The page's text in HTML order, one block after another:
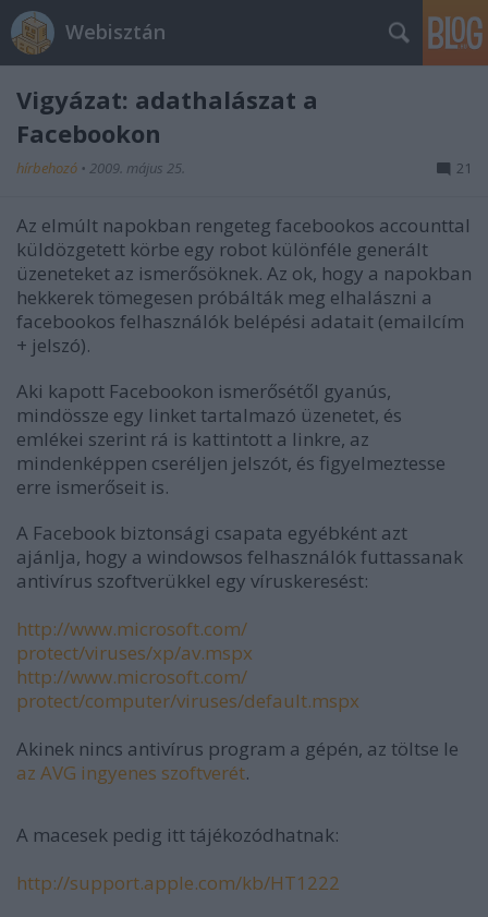
Webisztán
Vigyázat: adathalászat a
Facebookon
hírbehozó • 2009. május 25. 21
Az elmúlt napokban rengeteg facebookos accounttal
küldözgetett körbe egy robot különféle generált
üzeneteket az ismerősöknek. Az ok, hogy a napokban
hekkerek tömegesen próbálták meg elhalászni a
facebookos felhasználók belépési adatait (emailcím
+ jelszó).
Aki kapott Facebookon ismerősétől gyanús,
mindössze egy linket tartalmazó üzenetet, és
emlékei szerint rá is kattintott a linkre, az
mindenképpen cseréljen jelszót, és figyelmeztesse
erre ismerőseit is.
A Facebook biztonsági csapata egyébként azt
ajánlja, hogy a windowsos felhasználók futtassanak
antivírus szoftverükkel egy víruskeresést:
http://www.microsoft.com/
protect/viruses/xp/av.mspx
http://www.microsoft.com/
protect/computer/viruses/default.mspx
Akinek nincs antivírus program a gépén, az töltse le
az AVG ingyenes szoftverét.
A macesek pedig itt tájékozódhatnak:
http://support.apple.com/kb/HT1222